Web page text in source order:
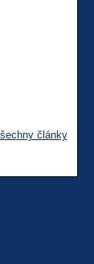
články